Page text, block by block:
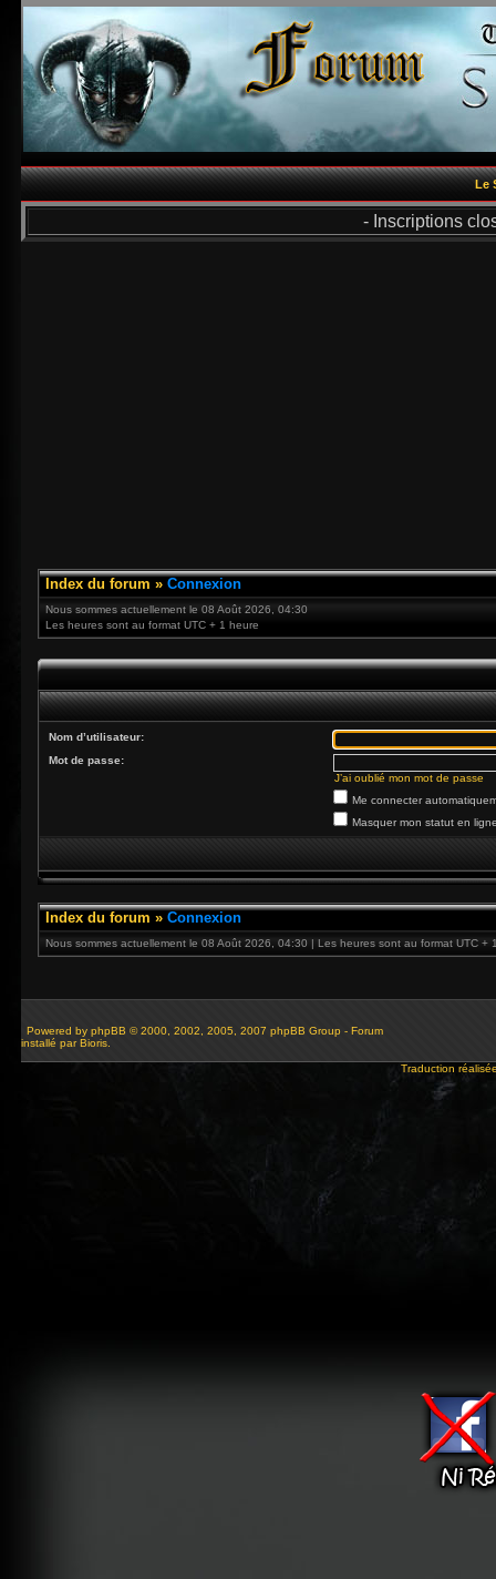
Le
- Inscriptions
Index du forum » Connexion
Nous sommes actuellement le 08 Août 2026, 04:30
Les heures sont au format UTC + 1 heure
Nom d’utilisateur:
Mot de passe:
J’ai oublié mon mot de passe
Me connecter
Masquer mon statut en
Index du forum » Connexion
Nous sommes actuellement le 08 Août 2026, 04:30 | Les heures sont au format UTC +
Powered by phpBB © 2000, 2002, 2005, 2007 phpBB Group - Forum
installé par Bioris.
Traduction